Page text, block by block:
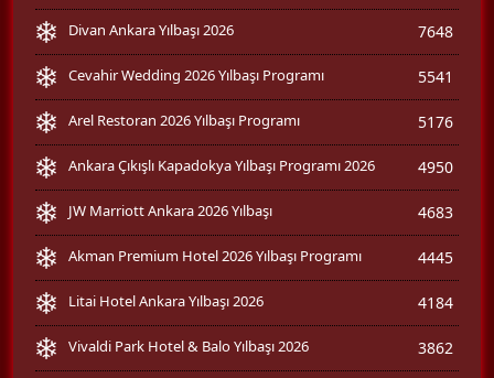
Divan Ankara Yılbaşı 2026 7648
Cevahir Wedding 2026 Yılbaşı Programı 5541
Arel Restoran 2026 Yılbaşı Programı 5176
Ankara Çıkışlı Kapadokya Yılbaşı Programı 2026 4950
JW Marriott Ankara 2026 Yılbaşı 4683
Akman Premium Hotel 2026 Yılbaşı Programı 4445
Litai Hotel Ankara Yılbaşı 2026 4184
Vivaldi Park Hotel & Balo Yılbaşı 2026 3862